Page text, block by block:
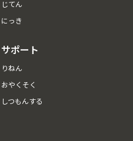
じてん
にっき
サポート
りねん
おやくそく
しつもんする